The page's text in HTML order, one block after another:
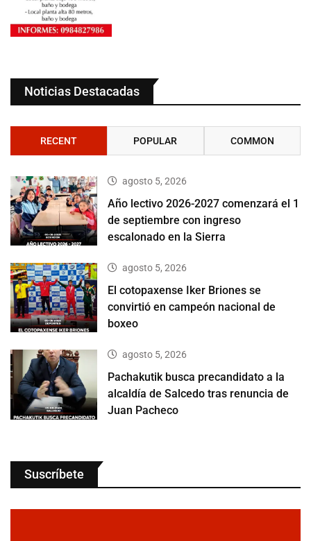
Noticias Destacadas
RECENT POPULAR COMMON
agosto 5, 2026
Año lectivo 2026-2027 comenzará el 1
de septiembre con ingreso
escalonado en la Sierra
agosto 5, 2026
El cotopaxense Iker Briones se
convirtió en campeón nacional de
boxeo
agosto 5, 2026
Pachakutik busca precandidato a la
alcaldía de Salcedo tras renuncia de
Juan Pacheco
Suscríbete